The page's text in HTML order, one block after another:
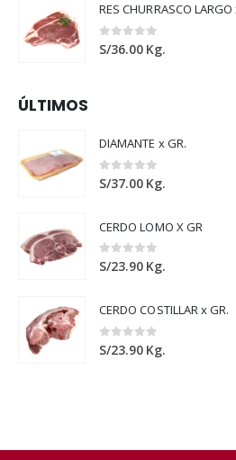
RES CHURRASCO LARGO
0out of 5
S/36.00 Kg.
ÚLTIMOS
DIAMANTE x GR.
0out of 5
S/37.00 Kg.
CERDO LOMO X GR
0out of 5
S/23.90 Kg.
CERDO COSTILLAR x GR.
0out of 5
S/23.90 Kg.